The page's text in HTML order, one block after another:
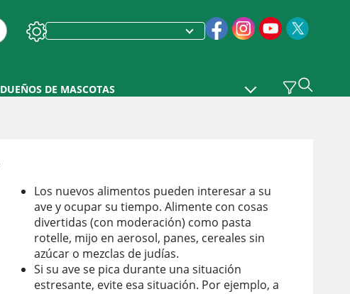
DUEÑOS DE MASCOTAS
Los nuevos alimentos pueden interesar a su
ave y ocupar su tiempo. Alimente con cosas
divertidas (con moderación) como pasta
rotelle, mijo en aerosol, panes, cereales sin
azúcar o mezclas de judías.
Si su ave se pica durante una situación
estresante, evite esa situación. Por ejemplo, a